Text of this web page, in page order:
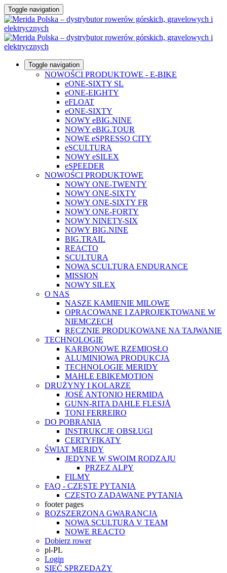
Toggle navigation
Toggle navigation
NOWOŚCI PRODUKTOWE - E-BIKE
eONE-SIXTY SL
eONE-EIGHTY
eFLOAT
eONE-SIXTY
NOWY eBIG.NINE
NOWY eBIG.TOUR
NOWE eSPRESSO CITY
eSCULTURA
NOWY eSILEX
eSPEEDER
NOWOŚCI PRODUKTOWE
NOWY ONE-TWENTY
NOWY ONE-SIXTY
NOWY ONE-SIXTY FR
NOWY ONE-FORTY
NOWY NINETY-SIX
NOWY BIG.NINE
BIG.TRAIL
REACTO
SCULTURA
NOWA SCULTURA ENDURANCE
MISSION
NOWY SILEX
O NAS
NASZE KAMIENIE MILOWE
OPRACOWANE I ZAPROJEKTOWANE W
NIEMCZECH
RĘCZNIE PRODUKOWANE NA TAJWANIE
TECHNOLOGIE
KARBONOWE RZEMIOSŁO
ALUMINIOWA PRODUKCJA
TECHNOLOGIE MERIDY
MAHLE EBIKEMOTION
DRUŻYNY I KOLARZE
JOSÉ ANTONIO HERMIDA
GUNN-RITA DAHLE FLESJÅ
TONI FERREIRO
DO POBRANIA
INSTRUKCJE OBSŁUGI
CERTYFIKATY
ŚWIAT MERIDY
JEDYNE W SWOIM RODZAJU
PRZEZ ALPY
FILMY
FAQ - CZĘSTE PYTANIA
CZĘSTO ZADAWANE PYTANIA
footer pages
ROZSZERZONA GWARANCJA
NOWA SCULTURA V TEAM
NOWE REACTO
Dobierz rower
pl-PL
Login
SIEĆ SPRZEDAŻY